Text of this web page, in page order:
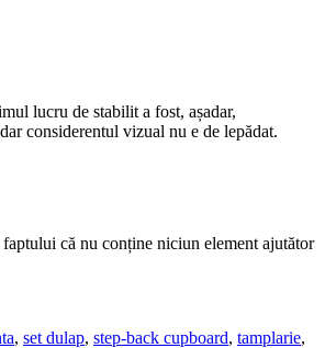
lucru de stabilit a fost, așadar,
considerentul vizual nu e de lepădat.
că nu conține niciun element ajutător
, set dulap, step-back cupboard, tamplarie,